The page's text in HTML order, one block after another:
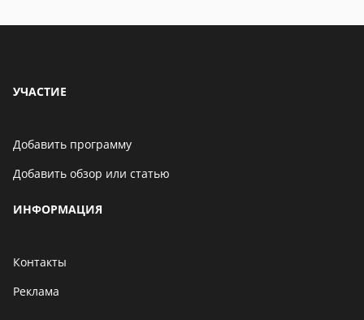
УЧАСТИЕ
Добавить программу
Добавить обзор или статью
ИНФОРМАЦИЯ
Контакты
Реклама